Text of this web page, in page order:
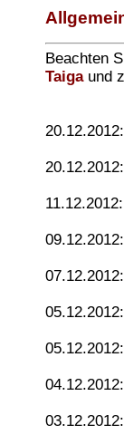
Beachten
Taigaund
20.12.2012:
20.12.2012:
11.12.2012:
09.12.2012:
07.12.2012:
05.12.2012:
05.12.2012:
04.12.2012:
03.12.2012: